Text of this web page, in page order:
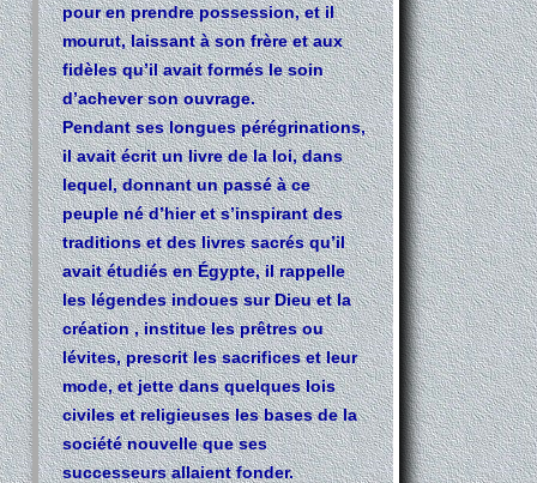
pour en prendre possession, et il
mourut, laissant à son frère et aux
fidèles qu’il avait formés le soin
d’achever son ouvrage.
Pendant ses longues pérégrinations,
il avait écrit un livre de la loi, dans
lequel, donnant un passé à ce
peuple né d’hier et s’inspirant des
traditions et des livres sacrés qu’il
avait étudiés en Égypte, il rappelle
les légendes indoues sur Dieu et la
création , institue les prêtres ou
lévites, prescrit les sacrifices et leur
mode, et jette dans quelques lois
civiles et religieuses les bases de la
société nouvelle que ses
successeurs allaient fonder.